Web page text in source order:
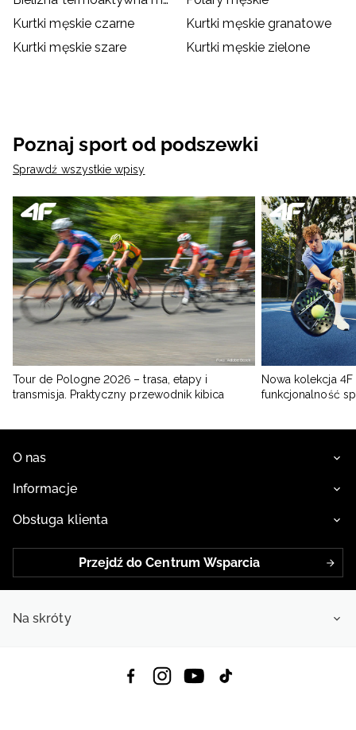
Kurtki męskie czarne
Kurtki męskie granatowe
Kurtki męskie szare
Kurtki męskie zielone
Poznaj sport od podszewki
Sprawdź wszystkie wpisy
Tour de Pologne 2026 – trasa, etapy i
transmisja. Praktyczny przewodnik kibica
Nowa kolekcja
funkcjonalność
O nas
Informacje
Obsługa klienta
Przejdź do Centrum Wsparcia
Na skróty